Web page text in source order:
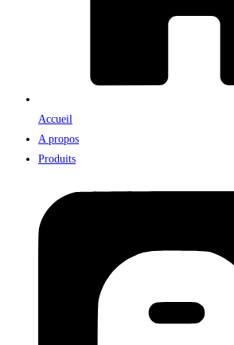
Accueil
A propos
Produits